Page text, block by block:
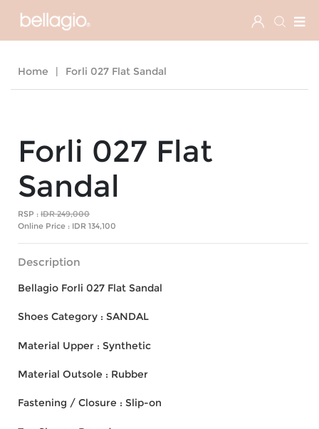
Home Forli 027 Flat Sandal
Forli 027 Flat
Sandal
RSP : IDR 249,000
Online Price : IDR 134,100
Description
Bellagio Forli 027 Flat Sandal
Shoes Category : SANDAL
Material Upper : Synthetic
Material Outsole : Rubber
Fastening / Closure : Slip-on